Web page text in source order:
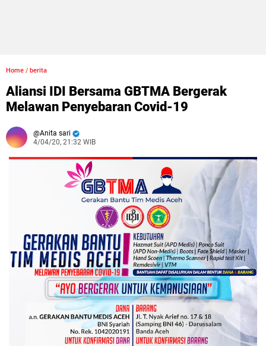
Home / berita
Aliansi IDI Bersama GBTMA Bergerak
Melawan Penyebaran Covid-19
Anita sari
4/04/20, 21:32 WIB